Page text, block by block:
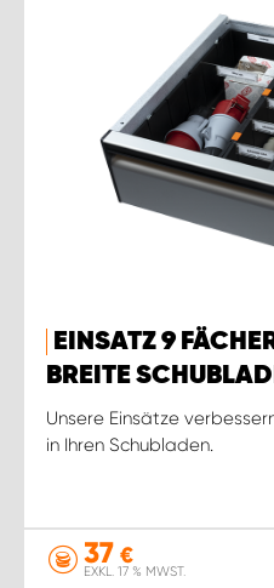
EINSATZ 9
BREITE
Unsere Einsätze
in Ihren Schubladen.
37 €
EXKL. 17 % MWST.